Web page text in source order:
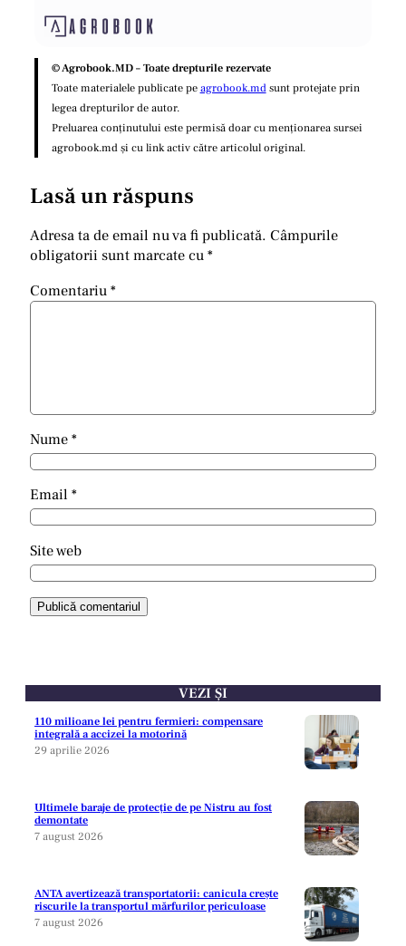
© Agrobook.MD – Toate drepturile rezervate
Toate materialele publicate peagrobook.mdsunt protejate prin
legea drepturilor de autor.
Preluarea conținutului este permisă doar cu menționarea sursei
agrobook.md și cu link activ către articolul original.
Lasă un răspuns
Adresa ta de email nu va fi publicată. Câmpurile
obligatorii sunt marcate cu*
Comentariu*
Nume*
Email *
Site web
VEZI ȘI
110 milioane lei pentru fermieri: compensare
integrală a accizei la motorină
29 aprilie 2026
Ultimele baraje de protecție de pe Nistru au fost
demontate
7 august 2026
ANTA avertizează transportatorii: canicula crește
riscurile la transportul mărfurilor periculoase
7 august 2026